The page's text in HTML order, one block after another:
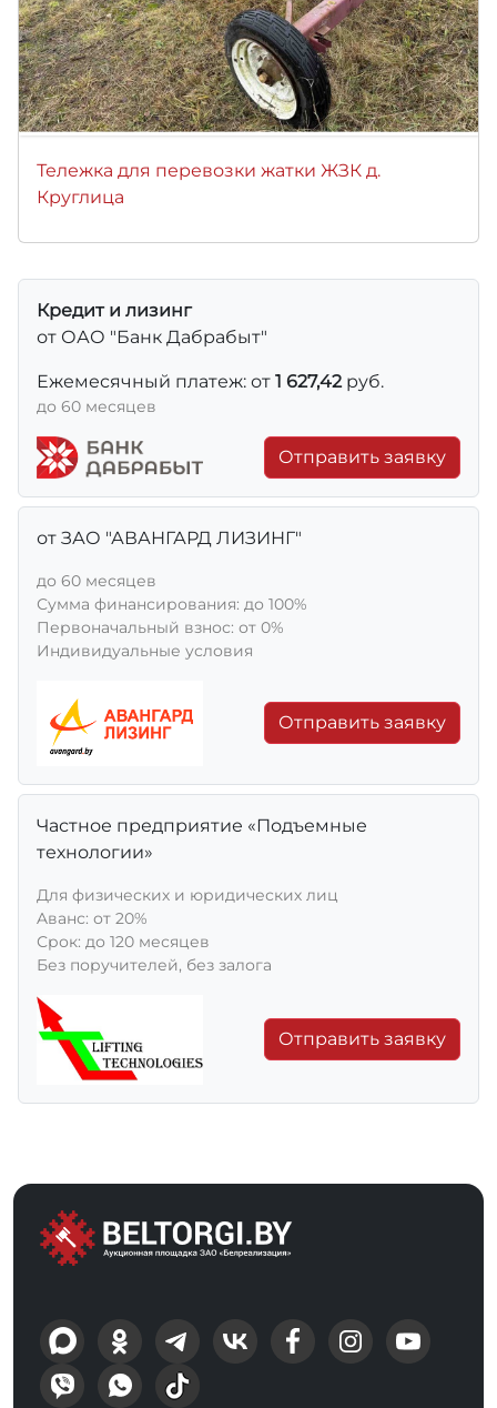
Тележка для перевозки жатки ЖЗК д.
Круглица
Кредит и лизинг
от ОАО "Банк Дабрабыт"
Ежемесячный платеж: от 1 627,42руб.
до 60 месяцев
Отправить заявку
от ЗАО "АВАНГАРД ЛИЗИНГ"
до 60 месяцев
Сумма финансирования: до 100%
Первоначальный взнос: от 0%
Индивидуальные условия
Отправить заявку
Частное предприятие «Подъемные
технологии»
Для физических и юридических лиц
Aванс: от 20%
Срок: до 120 месяцев
Без поручителей, без залога
Отправить заявку